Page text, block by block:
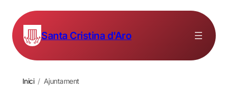
Santa Cristina d'Aro
Inici / Ajuntament